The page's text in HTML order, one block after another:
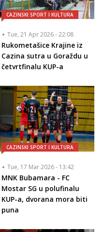
CAZINSKI SPORT I KULTURA
Tue, 21 Apr 2026 - 22:08
Rukometašice Krajine iz
Cazina sutra u Goraždu u
četvrtfinalu KUP-a
CAZINSKI SPORT I KULTURA
Tue, 17 Mar 2026 - 13:42
MNK Bubamara - FC
Mostar SG u polufinalu
KUP-a, dvorana mora biti
puna